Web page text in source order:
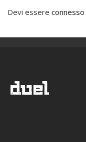
Devi essere connesso